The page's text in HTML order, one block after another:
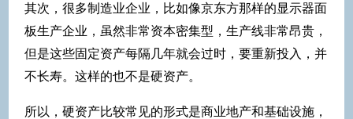
其次，很多制造业企业，比如像京东方那样的显示器面
板生产企业，虽然非常资本密集型，生产线非常昂贵，
但是这些固定资产每隔几年就会过时，要重新投入，并
不长寿。这样的也不是硬资产。
所以，硬资产比较常见的形式是商业地产和基础设施，